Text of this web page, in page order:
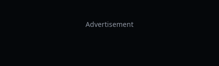
Advertisement